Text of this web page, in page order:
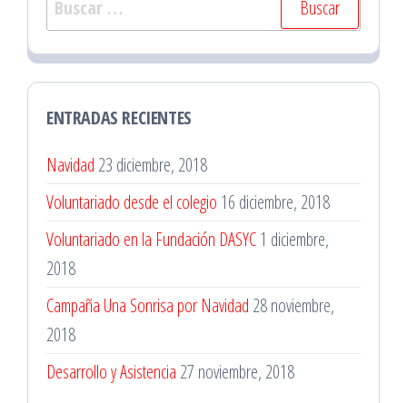
ENTRADAS RECIENTES
Navidad 23 diciembre, 2018
Voluntariado desde el colegio 16 diciembre, 2018
Voluntariado en la Fundación DASYC1 diciembre,
2018
Campaña Una Sonrisa por Navidad 28 noviembre,
2018
Desarrollo y Asistencia 27 noviembre, 2018